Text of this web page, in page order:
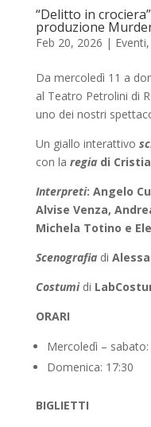
“Delitto in
produzione
Feb 20, 2026 | Eventi,
Da mercoledì 11 a
al Teatro Petrolini di
uno dei nostri
Un giallo interattivo
con la regiadi
Interpreti: Angelo
Alvise Venza,
Michela Totino e
Scenografia di
Costumidi
ORARI
Mercoledì – sabato:
Domenica: 17:30
BIGLIETTI